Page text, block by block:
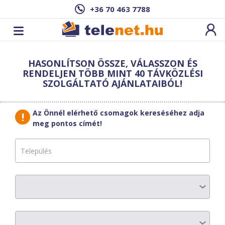
+36 70 463 7788
Ez a csomag sajnos nem elérhető az Ön
címén.Megnézem másik címen!
vissza a szolgáltatásokhoz
PR-TELECOM
HASONLÍTSON ÖSSZE, VÁLASSZON ÉS
RENDELJEN TÖBB MINT 40 TÁVKÖZLÉSI
SZOLGÁLTATÓ AJÁNLATAIBÓL!
Az Önnél elérhető csomagok kereséséhez adja
meg pontos címét!